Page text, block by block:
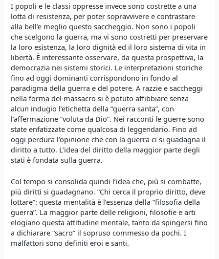
I popoli e le classi oppresse invece sono costrette a una
lotta di resistenza, per poter sopravvivere e contrastare
alla bell’e meglio questo saccheggio. Non sono i popoli
che scelgono la guerra, ma vi sono costretti per preservare
la loro esistenza, la loro dignità ed il loro sistema di vita in
libertà. È interessante osservare, da questa prospettiva, la
democrazia nei sistemi storici. Le interpretazioni storiche
fino ad oggi dominanti corrispondono in fondo al
paradigma della guerra e del potere. A razzie e saccheggi
nella forma del massacro si è potuto affibbiare senza
alcun indugio l’etichetta della “guerra santa”, con
l’affermazione “voluta da Dio”. Nei racconti le guerre sono
state enfatizzate come qualcosa di leggendario. Fino ad
oggi perdura l’opinione che con la guerra ci si guadagna il
diritto a tutto. L’idea del diritto della maggior parte degli
stati è fondata sulla guerra.
Col tempo si consolida quindi l’idea che, più si combatte,
più diritti si guadagnano. “Chi cerca il proprio diritto, deve
lottare”: questa mentalità è l’essenza della “filosofia della
guerra”. La maggior parte delle religioni, filosofie e arti
elogiano questa attitudine mentale, tanto da spingersi fino
a dichiarare “sacro” il sopruso commesso da pochi. I
malfattori sono definiti eroi e santi.